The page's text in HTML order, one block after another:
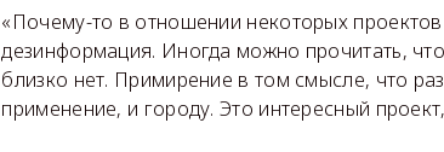
«Почему-то в отношении некоторых
дезинформация. Иногда можно прочитать,
близко нет. Примирение в том смысле, что
применение, и городу. Это интересный